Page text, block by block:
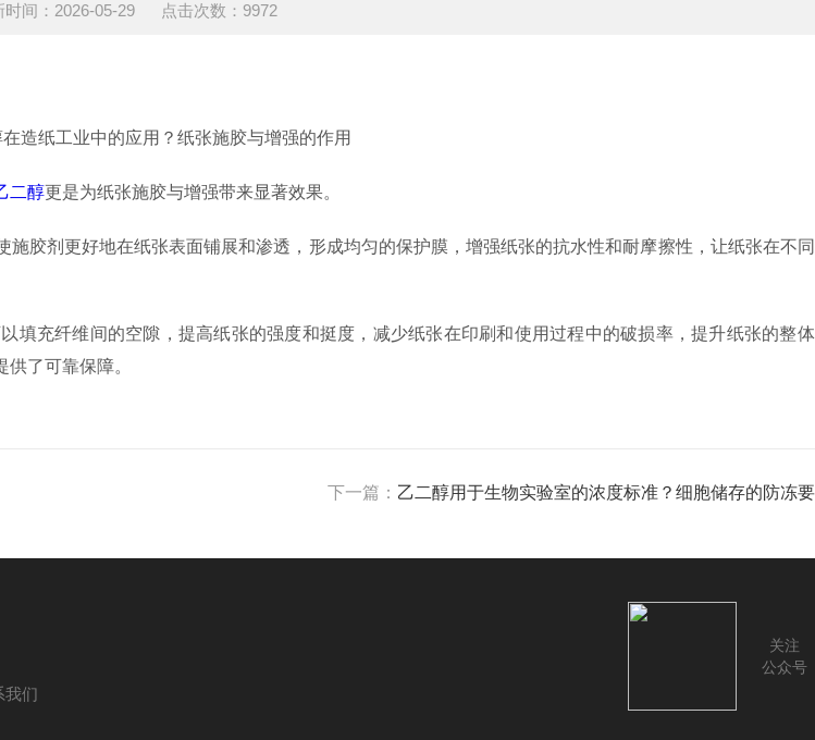
时间：2026-05-29 点击次数：9972
二醇更是为纸张施胶与增强带来显著效果。
胶剂更好地在纸张表面铺展和渗透，形成均匀的保护膜，增强纸张的抗水性和耐摩擦性，让纸张在不
填充纤维间的空隙，提高纸张的强度和挺度，减少纸张在印刷和使用过程中的破损率，提升纸张的整
了可靠保障。
下一篇： 乙二醇用于生物实验室的浓度标准？细胞储存的防冻
我们
关注
公众号